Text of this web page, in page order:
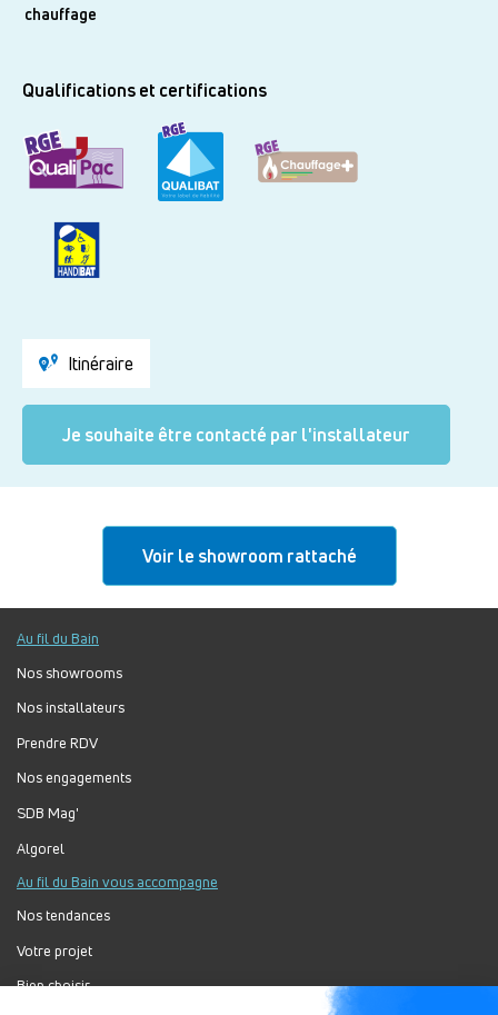
chauffage
Qualifications et certifications
Itinéraire
Je souhaite être contacté par l'installateur
Voir le showroom rattaché
Au fil du Bain
Nos showrooms
Nos installateurs
Prendre RDV
Nos engagements
SDB Mag'
Algorel
Au fil du Bain vous accompagne
Nos tendances
Votre projet
Bien choisir